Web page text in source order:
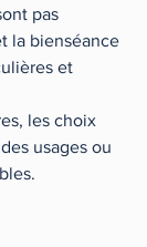
pas
la bienséance
et
les choix
usages ou